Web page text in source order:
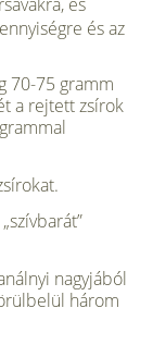
és
és az
70-75 gramm
a rejtett zsírok
nagyjából
három